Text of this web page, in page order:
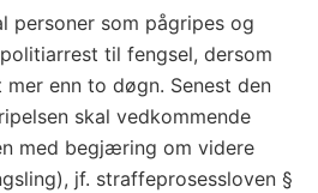
personer som pågripes og
til fengsel, dersom
enn to døgn. Senest den
skal vedkommende
med begjæring om videre
jf. straffeprosessloven §